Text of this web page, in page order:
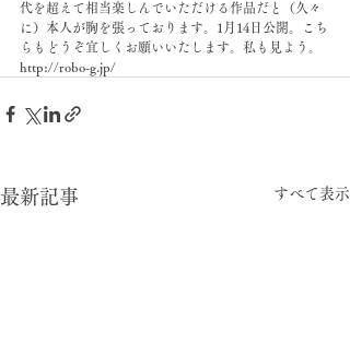
代を超えて相当楽しんでいただける作品だと（久々
に）本人が胸を張っております。1月14日公開。こち
らもどうぞ宜しくお願いいたします。私も見よう。
http://robo-g.jp/
最新記事 すべて表示